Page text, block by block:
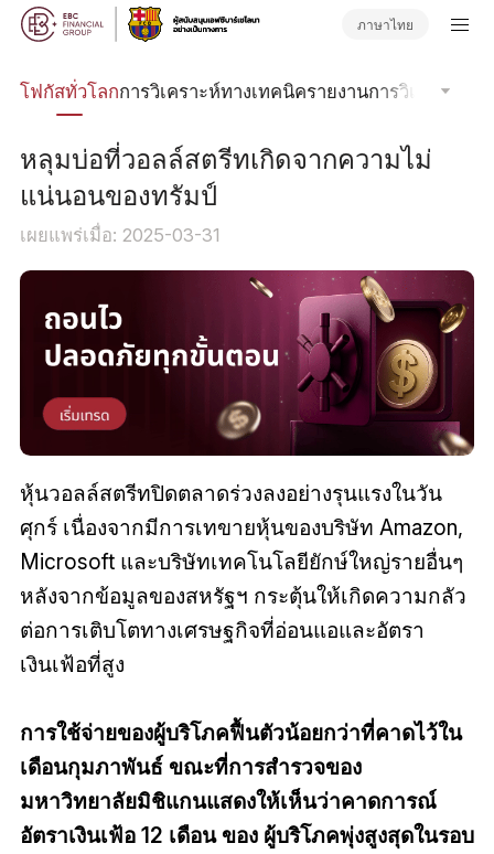
ภาษาไทย
โฟกัสทั่วโลกการวิเคราะห์ทางเทคนิครายงานการวิเคราะห์
หลุมบ่อที่วอลล์สตรีทเกิดจากความไม่
แน่นอนของทรัมป์
เผยแพร่เมื่อ: 2025-03-31
หุ้นวอลล์สตรีทปิดตลาดร่วงลงอย่างรุนแรงในวัน
ศุกร์ เนื่องจากมีการเทขายหุ้นของบริษัท Amazon,
Microsoft และบริษัทเทคโนโลยียักษ์ใหญ่รายอื่นๆ
หลังจากข้อมูลของสหรัฐฯ กระตุ้นให้เกิดความกลัว
ต่อการเติบโตทางเศรษฐกิจที่อ่อนแอและอัตรา
เงินเฟ้อที่สูง
การใช้จ่ายของผู้บริโภคฟื้นตัวน้อยกว่าที่คาดไว้ใน
เดือนกุมภาพันธ์ ขณะที่การสำรวจของ
มหาวิทยาลัยมิชิแกนแสดงให้เห็นว่าคาดการณ์
อัตราเงินเฟ้อ 12 เดือน ของผู้บริโภคพุ่งสูงสุดในรอบ